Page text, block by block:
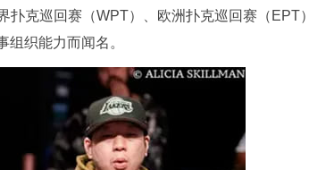
克巡回赛（WPT）、欧洲扑克巡回赛（EPT）
织能力而闻名。